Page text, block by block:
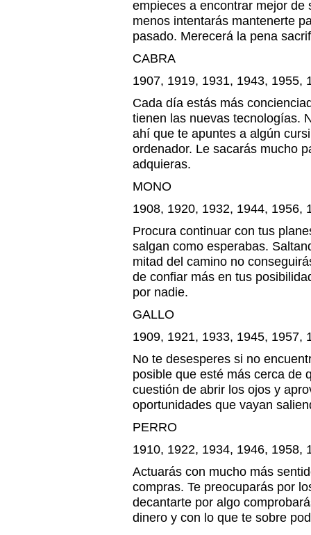
empieces a encontrar mejor de
menos intentarás mantenerte
pasado. Merecerá la pena
CABRA
1907, 1919, 1931, 1943, 1955,
Cada día estás más
tienen las nuevas tecnologías.
ahí que te apuntes a algún
ordenador. Le sacarás mucho
adquieras.
MONO
1908, 1920, 1932, 1944, 1956,
Procura continuar con tus
salgan como esperabas.
mitad del camino no
de confiar más en tus
por nadie.
GALLO
1909, 1921, 1933, 1945, 1957,
No te desesperes si no
posible que esté más cerca de
cuestión de abrir los ojos y
oportunidades que vayan
PERRO
1910, 1922, 1934, 1946, 1958,
Actuarás con mucho más
compras. Te preocuparás por
decantarte por algo
dinero y con lo que te sobre